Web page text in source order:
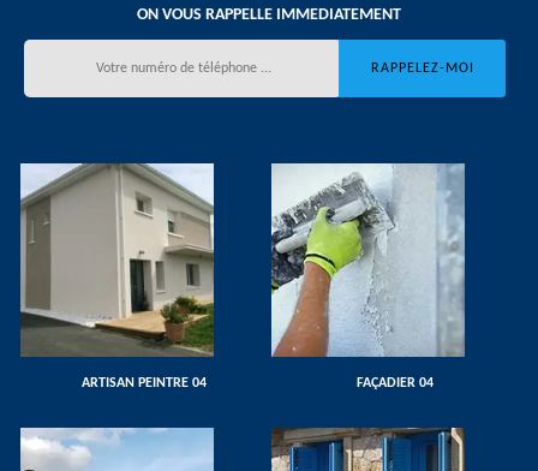
ON VOUS RAPPELLE IMMEDIATEMENT
ARTISAN PEINTRE 04 FAÇADIER 04